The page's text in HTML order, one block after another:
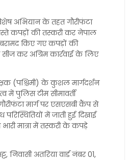
अभियान के तहत गौरीफंटा
कपड़ों की तस्करी कर नेपाल
बरामद किए गए कपड़ों की
कर अग्रिम कार्रवाई के लिए
(पश्चिमी) के कुशल मार्गदर्शन
में पुलिस टीम सीमावर्ती
मार्ग पर एसएसबी कैंप से
में जाती हुई दिखाई
मात्रा में तस्करी के कपड़े
अतरिया वार्ड नंबर 01,